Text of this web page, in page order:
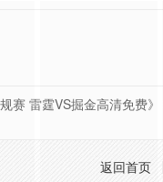
赛 雷霆VS掘金高清免费
返回首页